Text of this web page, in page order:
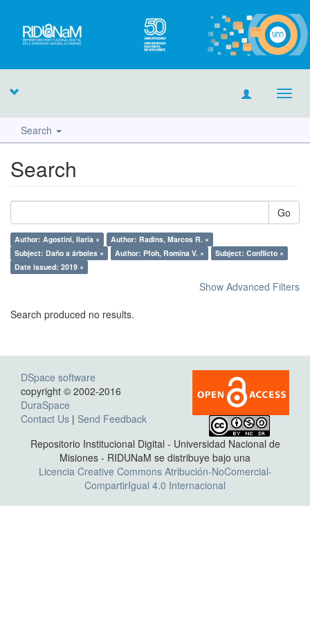
Search
Search
Go
Author: Agostini, Ilaria ×
Author: Radins, Marcos R. ×
Subject: Daño a árboles ×
Author: Pfoh, Romina V. ×
Subject: Conflicto ×
Date issued: 2019 ×
Show Advanced Filters
Search produced no results.
DSpace software
copyright © 2002-2016
DuraSpace
Contact Us | Send Feedback
Repositorio Institucional Digital - Universidad Nacional de
Misiones - RIDUNaM se distribuye bajo una
Licencia Creative Commons Atribución-NoComercial-
CompartirIgual 4.0 Internacional